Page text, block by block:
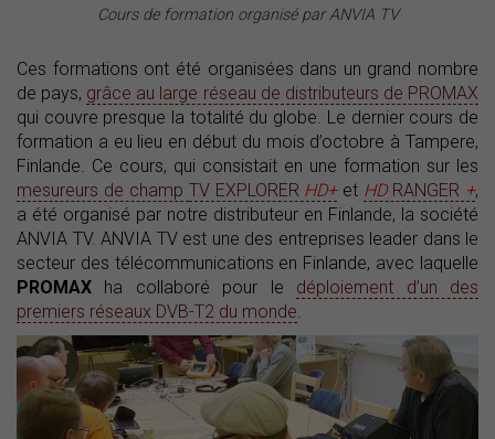
Cours de formation organisé par ANVIA TV
Ces formations ont été organisées dans un grand nombre
de pays, grâce au large réseau de distributeurs de PROMAX
qui couvre presque la totalité du globe. Le dernier cours de
formation a eu lieu en début du mois d’octobre à Tampere,
Finlande. Ce cours, qui consistait en une formation sur les
mesureurs de champ TV EXPLORER HD+et HDRANGER +,
a été organisé par notre distributeur en Finlande, la société
ANVIA TV. ANVIA TV est une des entreprises leader dans le
secteur des télécommunications en Finlande, avec laquelle
PROMAX ha collaboré pour le déploiement d’un des
premiers réseaux DVB-T2 du monde.